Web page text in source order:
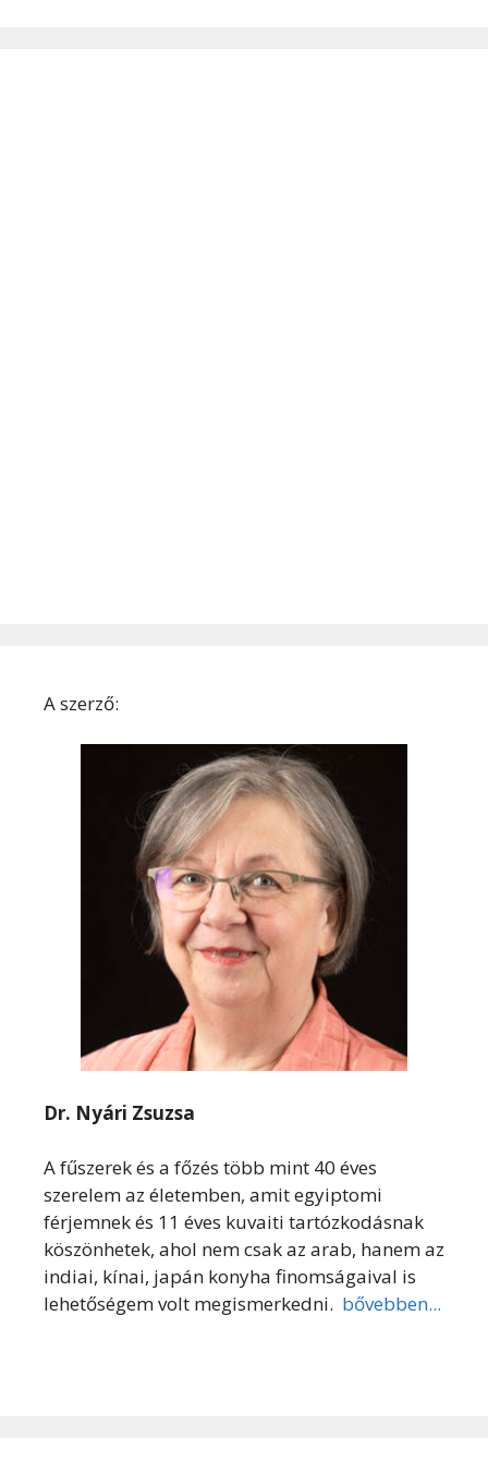
A szerző:
Dr. Nyári Zsuzsa
A fűszerek és a főzés több mint 40 éves
szerelem az életemben, amit egyiptomi
férjemnek és 11 éves kuvaiti tartózkodásnak
köszönhetek, ahol nem csak az arab, hanem az
indiai, kínai, japán konyha finomságaival is
lehetőségem volt megismerkedni. bővebben...